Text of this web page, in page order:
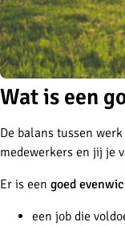
Wat is een
De balans tussen
medewerkers en jij je
Er is een goed
een job die